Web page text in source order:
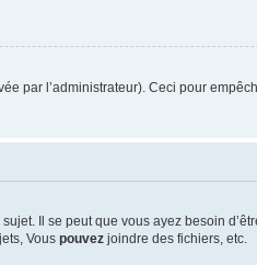
par l’administrateur). Ceci pour
Il se peut que vous ayez besoin
Vous pouvez joindre des fichiers, etc.